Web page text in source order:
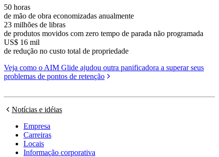
50 horas
de mão de obra economizadas anualmente
23 milhões de libras
de produtos movidos com zero tempo de parada não programada
US$ 16 mil
de redução no custo total de propriedade
Veja como o AIM Glide ajudou outra panificadora a superar seus
problemas de pontos de retenção
Notícias e idéias
Empresa
Carreiras
Locais
Informação corporativa